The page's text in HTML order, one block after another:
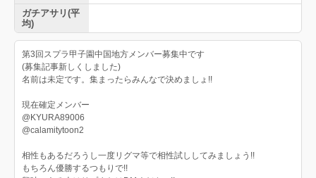
ガチアサリ(平
均)
第3回スプラ甲子園中国地方メンバー募集中です
​​​​(募集記事新しくしました)
名前は未定です。集まったらみんなで決めましょ!!
現在確定メンバー
@KYURA89006
@calamitytoon2
相性もあるだろうし一度リグマ等で相性試ししてみましょう!!
もちろん優勝するつもりで!!